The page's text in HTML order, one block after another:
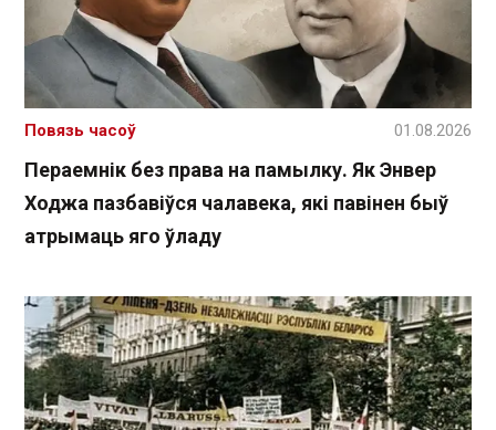
Пераемнік без права на памылку. Як Энвер
Ходжа пазбавіўся чалавека, які павінен быў
атрымаць яго ўладу
Повязь часоў 01.08.2026